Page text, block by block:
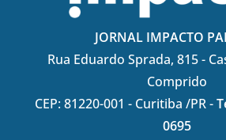
JORNAL IMPACTO
Rua Eduardo Sprada, 815 -
Comprido
CEP: 81220-001 - Curitiba /PR -
0695